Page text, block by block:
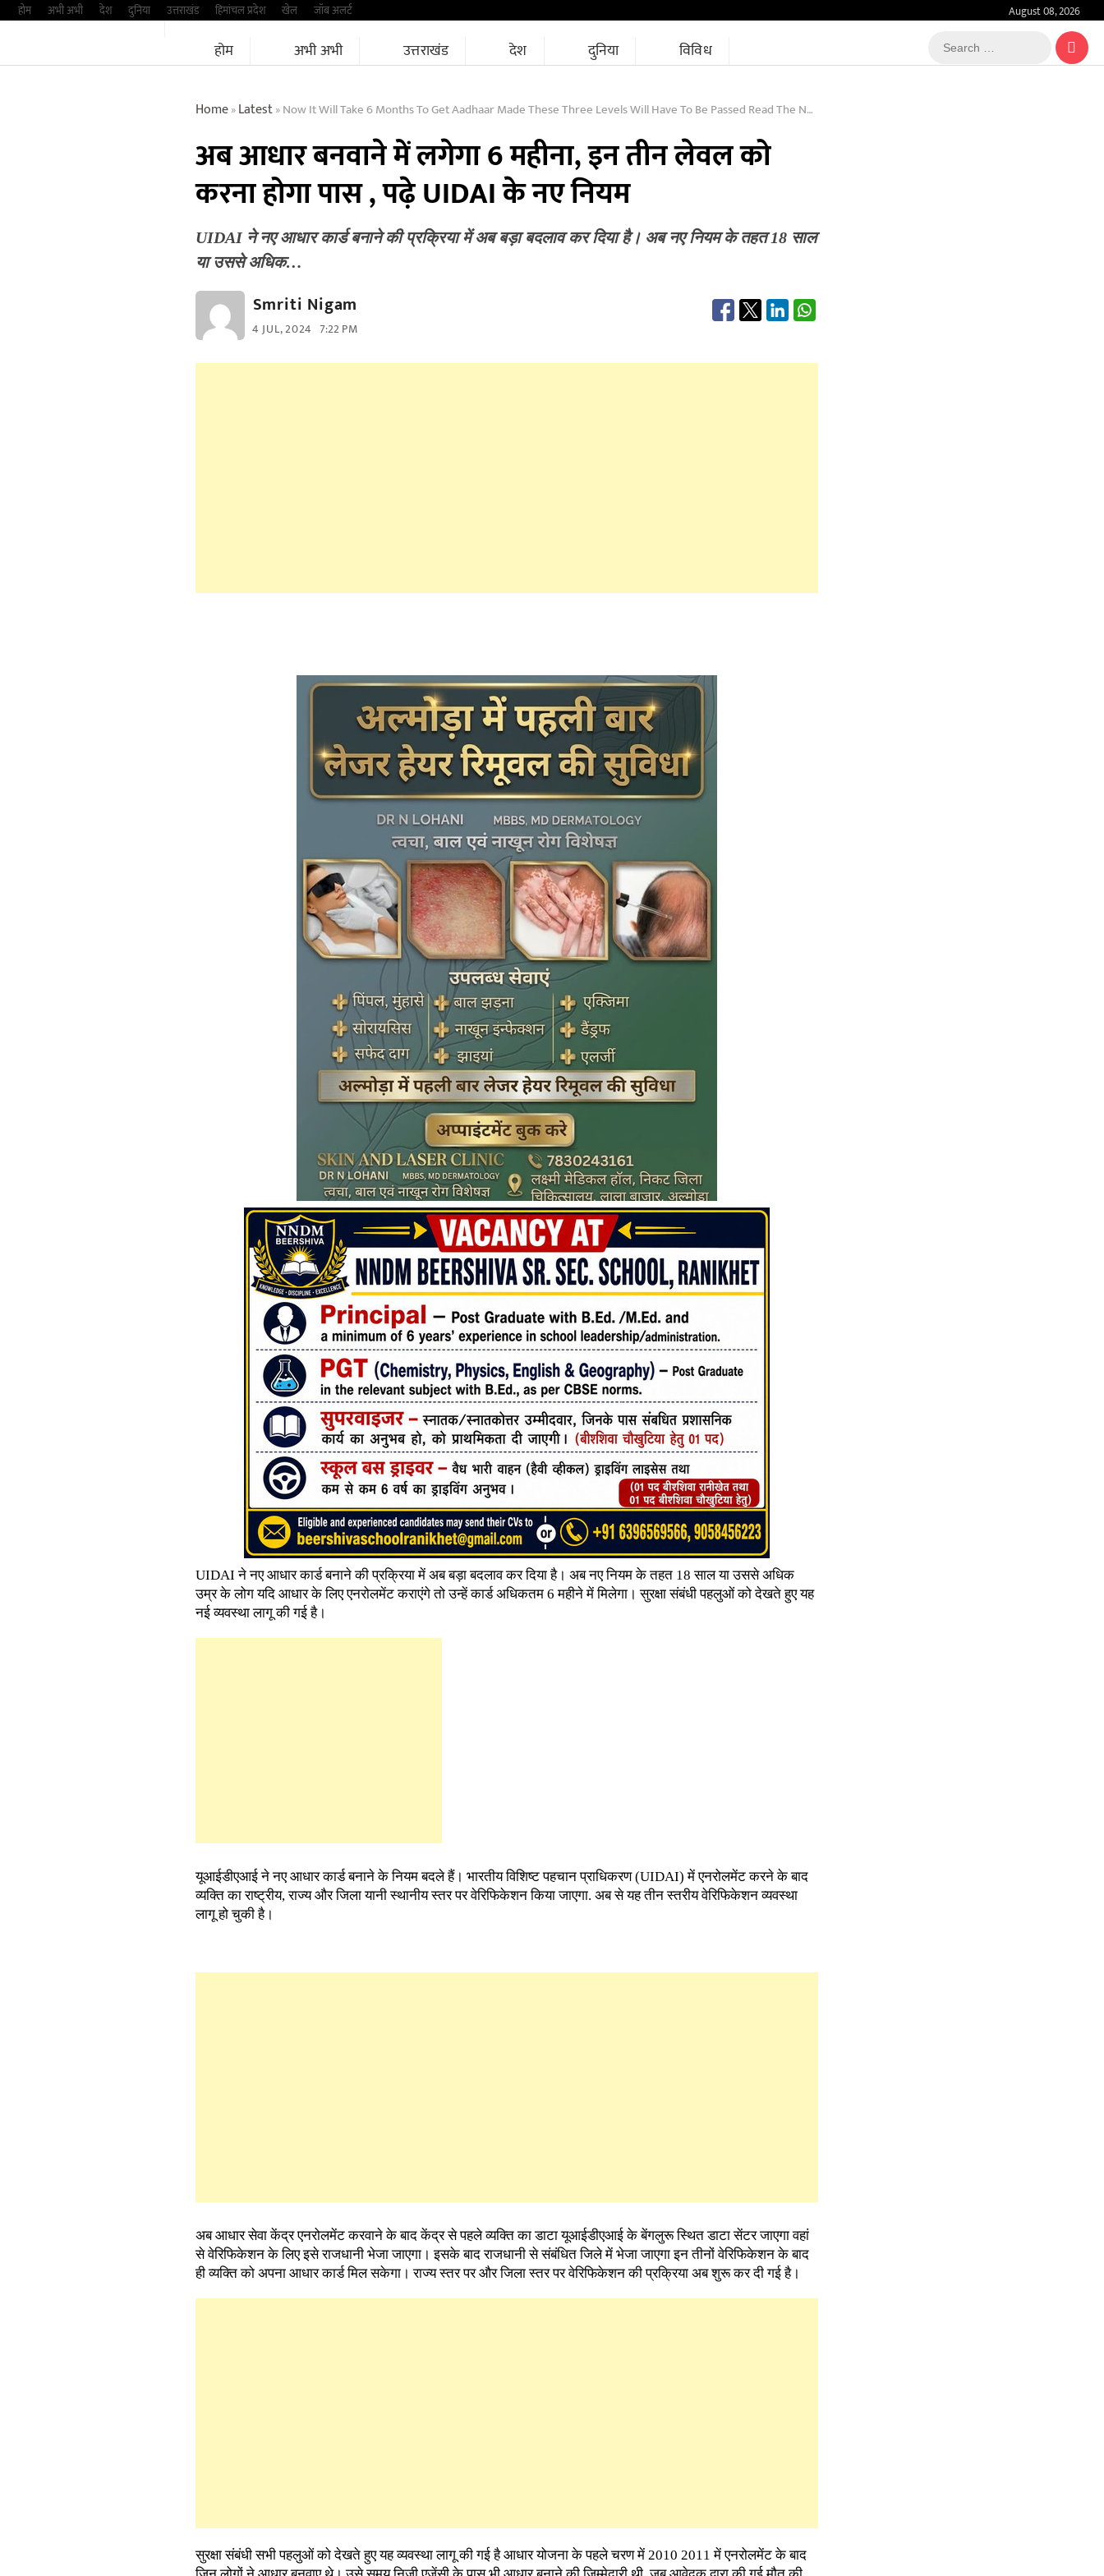
Skipहोम अभी अभी देश दुनिया उत्तराखंड हिमांचल प्रदेश खेल जॉब अलर्ट August 08, 2026
होम अभी अभी उत्तराखंड देश दुनिया विविध
Search
…
Home»Latest»Now It Will Take 6 Months To Get Aadhaar Made These Three Levels Will Have To Be Passed Read The New Rules Of Uidai
अब आधार बनवाने में लगेगा 6 महीना, इन तीन लेवल को
करना होगा पास , पढ़े UIDAI के नए नियम
UIDAI ने नए आधार कार्ड बनाने की प्रक्रिया में अब बड़ा बदलाव कर दिया है। अब नए नियम के तहत 18 साल
या उससे अधिक…
Smriti Nigam
4 JUL, 2024 7:22 PM
UIDAI ने नए आधार कार्ड बनाने की प्रक्रिया में अब बड़ा बदलाव कर दिया है। अब नए नियम के तहत 18 साल या उससे अधिक
उम्र के लोग यदि आधार के लिए एनरोलमेंट कराएंगे तो उन्हें कार्ड अधिकतम 6 महीने में मिलेगा। सुरक्षा संबंधी पहलुओं को देखते हुए यह
नई व्यवस्था लागू की गई है।
यूआईडीएआई ने नए आधार कार्ड बनाने के नियम बदले हैं। भारतीय विशिष्ट पहचान प्राधिकरण (UIDAI) में एनरोलमेंट करने के बाद
व्यक्ति का राष्ट्रीय, राज्य और जिला यानी स्थानीय स्तर पर वेरिफिकेशन किया जाएगा. अब से यह तीन स्तरीय वेरिफिकेशन व्यवस्था
लागू हो चुकी है।
अब आधार सेवा केंद्र एनरोलमेंट करवाने के बाद केंद्र से पहले व्यक्ति का डाटा यूआईडीएआई के बेंगलुरू स्थित डाटा सेंटर जाएगा वहां
से वेरिफिकेशन के लिए इसे राजधानी भेजा जाएगा। इसके बाद राजधानी से संबंधित जिले में भेजा जाएगा इन तीनों वेरिफिकेशन के बाद
ही व्यक्ति को अपना आधार कार्ड मिल सकेगा। राज्य स्तर पर और जिला स्तर पर वेरिफिकेशन की प्रक्रिया अब शुरू कर दी गई है।
सुरक्षा संबंधी सभी पहलुओं को देखते हुए यह व्यवस्था लागू की गई है आधार योजना के पहले चरण में 2010 2011 में एनरोलमेंट के बाद